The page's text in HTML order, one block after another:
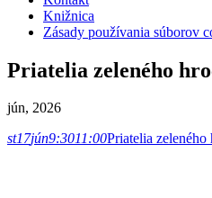
Knižnica
Zásady používania súborov
Priatelia zeleného
jún, 2026
st17jún9:3011:00Priatelia zeleného